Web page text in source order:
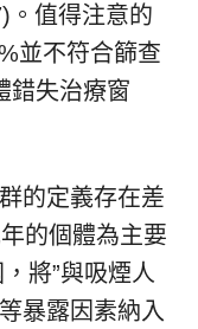
。值得注意的
並不符合篩查
錯失治療窗
的定義存在差
的個體為主要
將”與吸煙人
暴露因素納入